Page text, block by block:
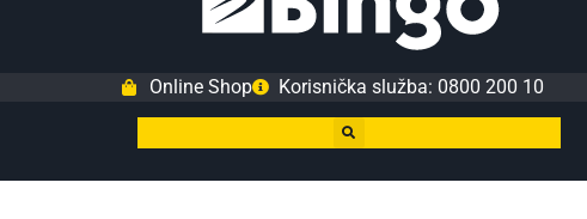
Online Shop Korisnička služba: 0800 200 10